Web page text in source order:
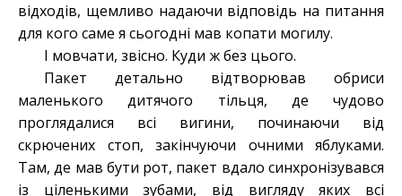
відходів, щемливо надаючи відповідь на питання
для кого саме я сьогодні мав копати могилу.
І мовчати, звісно. Куди ж без цього.
Пакет детально відтворював обриси
маленького дитячого тільця, де чудово
проглядалися всі вигини, починаючи від
скрючених стоп, закінчуючи очними яблуками.
Там, де мав бути рот, пакет вдало синхронізувався
із ціленькими зубами, від вигляду яких всі